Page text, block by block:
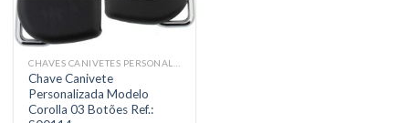
Chave Canivete
Personalizada Modelo
Corolla 03 Botões Ref.: